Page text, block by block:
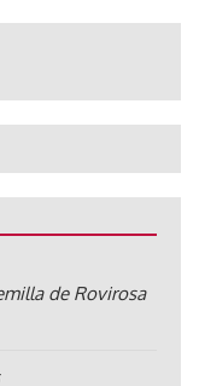
de Rovirosa